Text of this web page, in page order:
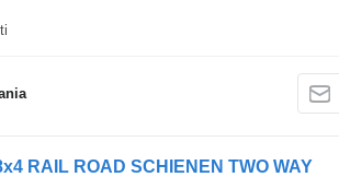
RAIL ROAD SCHIENEN TWO WAY